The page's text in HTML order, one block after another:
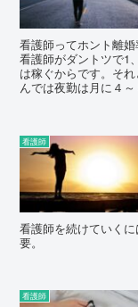
看護師ってホント離
看護師がダントツで1
は稼ぐからです。そ
んでは夜勤は月に４
看護師
看護師を続けていく
要。
看護師